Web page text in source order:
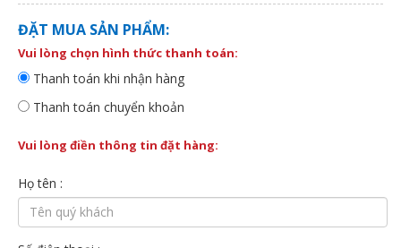
ĐẶT MUA SẢN PHẨM:
Vui lòng chọn hình thức thanh toán:
Thanh toán khi nhận hàng
Thanh toán chuyển khoản
Vui lòng điền thông tin đặt hàng:
Họ tên :